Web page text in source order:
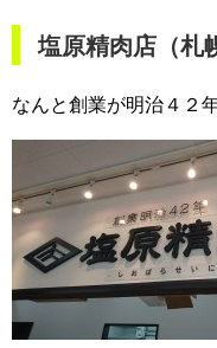
塩原精肉店（札
なんと創業が明治４２